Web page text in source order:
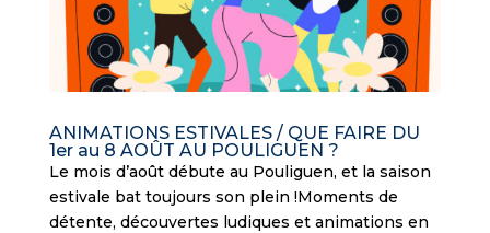
ANIMATIONS ESTIVALES / QUE FAIRE DU
1er au 8 AOÛT AU POULIGUEN ?
Le mois d’août débute au Pouliguen, et la saison
estivale bat toujours son plein !Moments de
détente, découvertes ludiques et animations en